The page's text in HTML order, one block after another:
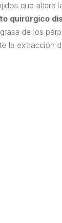
que altera
quirúrgico
de los
la extracción